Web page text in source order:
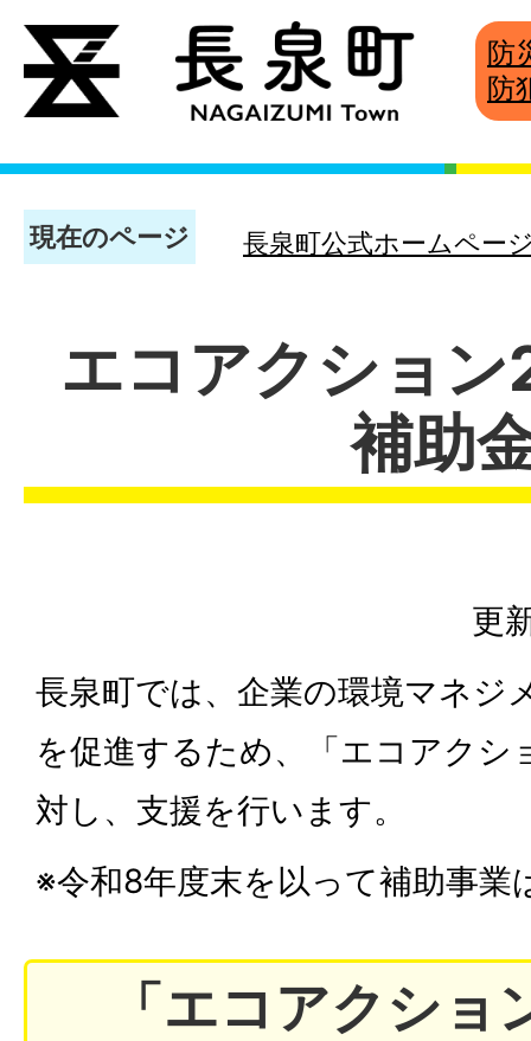
防
防
現在のページ 長泉町公式ホームペー
エコアクション
補助
更
長泉町では、企業の環境マネジ
を促進するため、「エコアクシ
対し、支援を行います。
※令和8年度末を以って補助事業
「エコアクショ